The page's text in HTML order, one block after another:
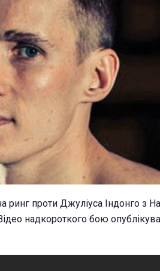
проти Джуліуса Індонго з
надкороткого бою